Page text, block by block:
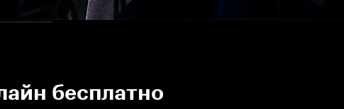
бесплатно